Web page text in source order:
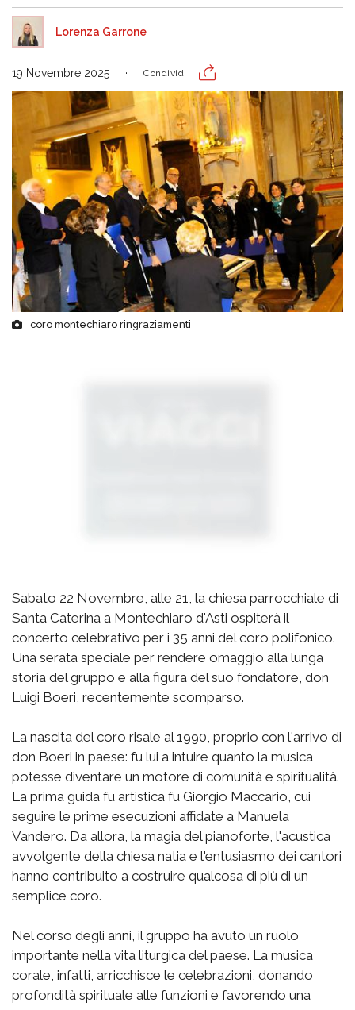
Lorenza Garrone
19 Novembre 2025 Condividi
coro montechiaro ringraziamenti
Sabato 22 Novembre, alle 21, la chiesa parrocchiale di
Santa Caterina a Montechiaro d'Asti ospiterà il
concerto celebrativo per i 35 anni del coro polifonico.
Una serata speciale per rendere omaggio alla lunga
storia del gruppo e alla figura del suo fondatore, don
Luigi Boeri, recentemente scomparso.
La nascita del coro risale al 1990, proprio con l'arrivo di
don Boeri in paese: fu lui a intuire quanto la musica
potesse diventare un motore di comunità e spiritualità.
La prima guida fu artistica fu Giorgio Maccario, cui
seguire le prime esecuzioni affidate a Manuela
Vandero. Da allora, la magia del pianoforte, l'acustica
avvolgente della chiesa natia e l'entusiasmo dei cantori
hanno contribuito a costruire qualcosa di più di un
semplice coro.
Nel corso degli anni, il gruppo ha avuto un ruolo
importante nella vita liturgica del paese. La musica
corale, infatti, arricchisce le celebrazioni, donando
profondità spirituale alle funzioni e favorendo una